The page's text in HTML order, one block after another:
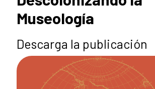
Museología
Descarga la publicación